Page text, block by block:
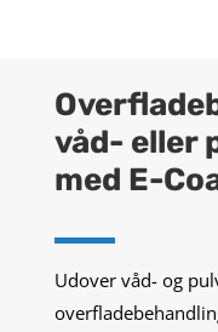
våd- eller
med E-
Udover våd- og